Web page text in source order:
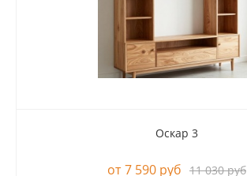
Оскар 3
7 590 руб 11 030 руб